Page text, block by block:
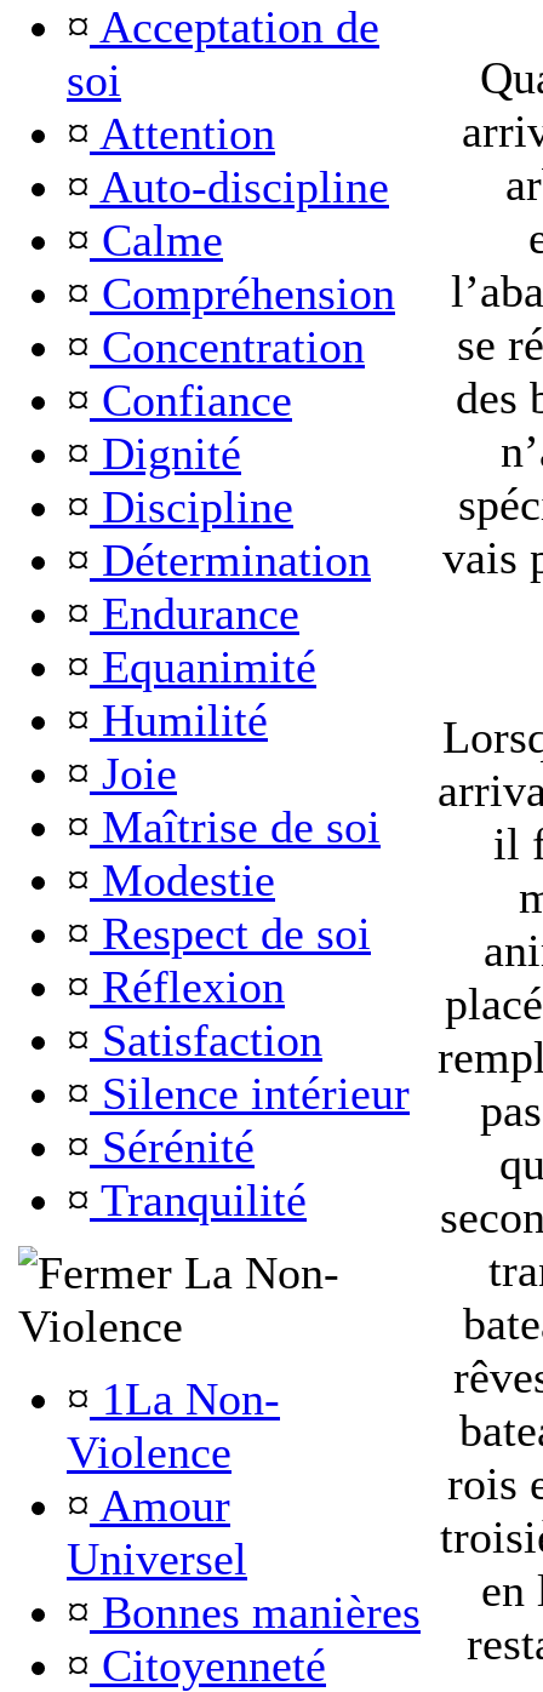
¤ Acceptation de
soi
¤ Attention
¤ Auto-discipline
¤ Calme
¤ Compréhension
¤ Concentration
¤ Confiance
¤ Dignité
¤ Discipline
¤ Détermination
¤ Endurance
¤ Equanimité
¤ Humilité
¤ Joie
¤ Maîtrise de soi
¤ Modestie
¤ Respect de soi
¤ Réflexion
¤ Satisfaction
¤ Silence intérieur
¤ Sérénité
¤ Tranquilité
La Non-
Violence
¤ 1La Non-
Violence
¤ Amour
Universel
¤ Bonnes manières
¤ Citoyenneté
se
des
vais
il
rois
en